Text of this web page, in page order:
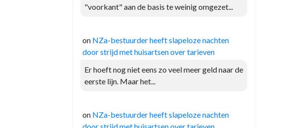
"voorkant" aan de basis te weinig omgezet...
on NZa-bestuurder heeft slapeloze nachten
door strijd met huisartsen over tarieven
Er hoeft nog niet eens zo veel meer geld naar de
eerste lijn. Maar het...
on NZa-bestuurder heeft slapeloze nachten